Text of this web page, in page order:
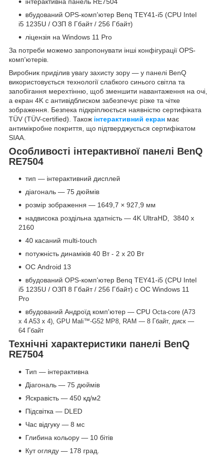
вбудований OPS-комп'ютер Benq TEY41-i5 (CPU Intel
i5 1235U / ОЗП 8 Гбайт / 256 Гбайт)
ліцензія на Windows 11 Pro
За потреби можемо запропонувати інші конфігурації OPS-
комп'ютерів.
Виробник приділив увагу захисту зору — у панелі BenQ
використовується технології слабкого синього світла та
запобігання мерехтінню, щоб зменшити навантаження на очі,
а екран 4K с антивідблиском забезпечує різке та чітке
зображення. Безпека підкріплюється наявністю сертифіката
TÜV (TÜV-certified). Також інтерактивний екран має
антимікробне покриття, що підтверджується сертифікатом
SIAA.
Особливості інтерактивної панелі BenQ
RE7504
тип — інтерактивний дисплей
діагональ — 75 дюймів
розмір зображення — 1649,7 × 927,9 мм
надвисока роздільна здатність — 4K UltraHD, 3840 x
2160
40 касаний multi-touch
потужність динаміків 40 Вт - 2 х 20 Вт
ОС Android 13
вбудований OPS-комп'ютер Benq TEY41-i5 (CPU Intel
i5 1235U / ОЗП 8 Гбайт / 256 Гбайт) с ОС Windows 11
Pro
вбудований Андроїд комп'ютер — CPU Octa-core (A73
x 4 A53 x 4), GPU Mali™-G52 MP8, RAM — 8 Гбайт, диск —
64 Гбайт
Технічні характеристики панелі BenQ
RE7504
Тип — інтерактивна
Діагональ — 75 дюймів
Яскравість — 450 кд/м2
Підсвітка — DLED
Час відгуку — 8 мс
Глибина кольору — 10 бітів
Кут огляду — 178 град.